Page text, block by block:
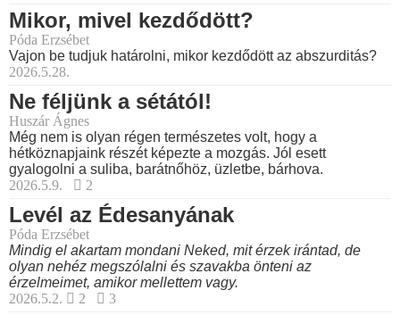
Mikor, mivel kezdődött?
Póda Erzsébet
Vajon be tudjuk határolni, mikor kezdődött az abszurditás?
2026.5.28.
Ne féljünk a sétától!
Huszár Ágnes
Még nem is olyan régen természetes volt, hogy a
hétköznapjaink részét képezte a mozgás. Jól esett
gyalogolni a suliba, barátnőhöz, üzletbe, bárhova.
2026.5.9.
2
Levél az Édesanyának
Póda Erzsébet
Mindig el akartam mondani Neked, mit érzek irántad, de
olyan nehéz megszólalni és szavakba önteni az
érzelmeimet, amikor mellettem vagy.
2026.5.2.
2 3